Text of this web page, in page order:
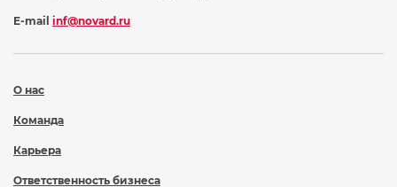
О нас
Команда
Карьера
Ответственность бизнеса
E-mail inf@novard.ru